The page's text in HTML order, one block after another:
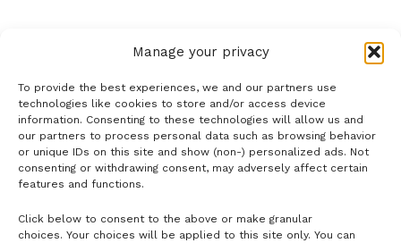
Manage your privacy
To provide the best experiences, we and our partners use
technologies like cookies to store and/or access device
information. Consenting to these technologies will allow us and
our partners to process personal data such as browsing behavior
or unique IDs on this site and show (non-) personalized ads. Not
consenting or withdrawing consent, may adversely affect certain
features and functions.
Click below to consent to the above or make granular
choices. Your choices will be applied to this site only. You can
- H I R D E T É S -